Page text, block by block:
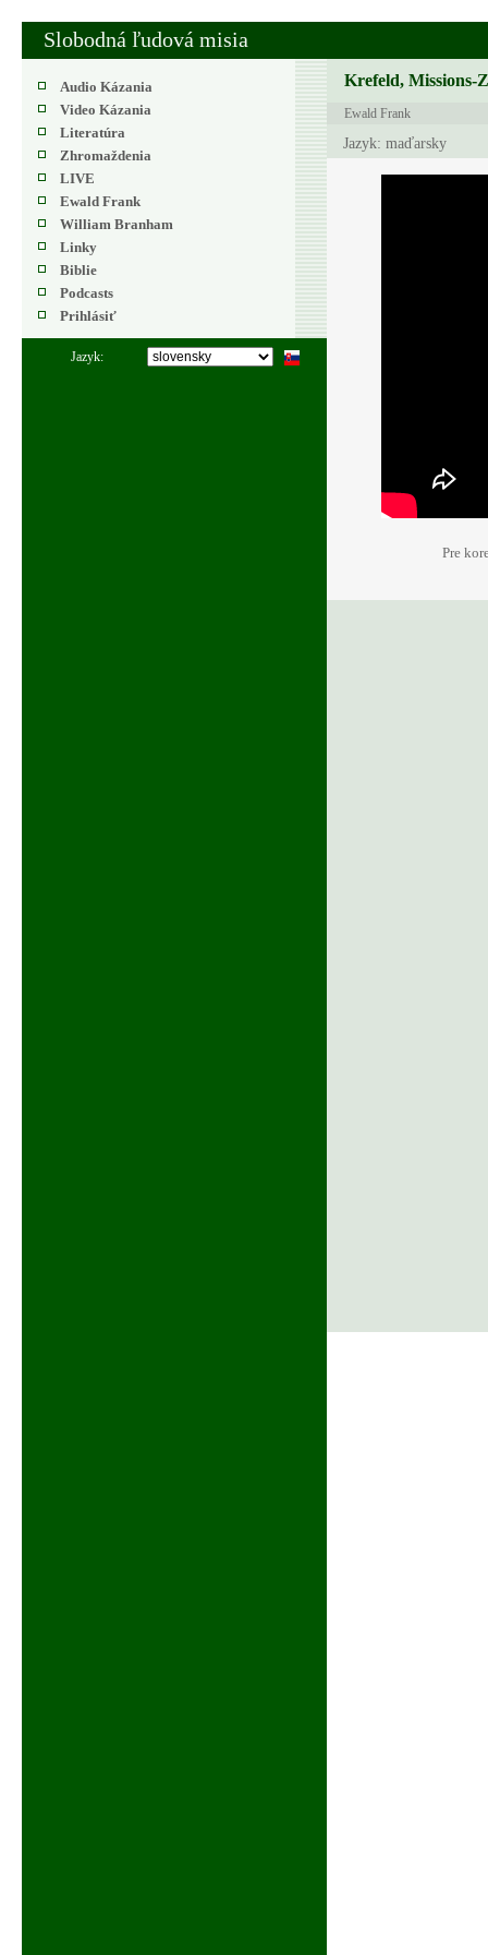
Slobodná ľudová misia
Audio Kázania
Video Kázania
Literatúra
Zhromaždenia
LIVE
Ewald Frank
William Branham
Linky
Biblie
Podcasts
Prihlásiť
Jazyk:
Krefeld, Missions-
Ewald Frank
Jazyk: maďarsky
Pre